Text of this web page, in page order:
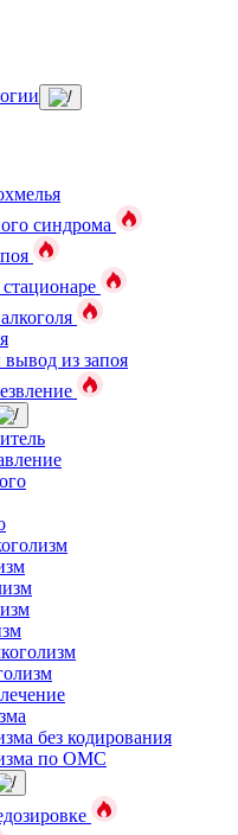
синдрома
из запоя
без кодирования
по ОМС